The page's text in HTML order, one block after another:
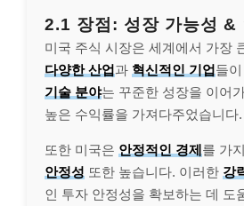
2.1 장점: 성장 가능성 &
미국 주식 시장은 세계에서 가장
다양한 산업과 혁신적인 기업들
기술 분야는 꾸준한 성장을 이어
높은 수익률을 가져다주었습니다.
또한 미국은 안정적인 경제를 가
안정성 또한 높습니다. 이러한 강
인 투자 안정성을 확보하는 데 도